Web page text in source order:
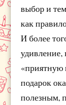
выбор и
как
И более
«приятную
подарок
полезным,